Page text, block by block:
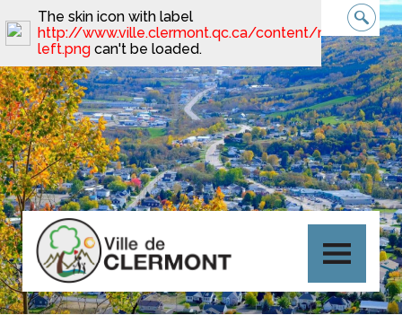
The skin icon with label
http://www.ville.clermont.qc.ca/content/
left.png can't be loaded.